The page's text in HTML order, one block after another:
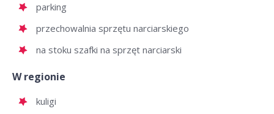
parking
przechowalnia sprzętu narciarskiego
na stoku szafki na sprzęt narciarski
W regionie
kuligi